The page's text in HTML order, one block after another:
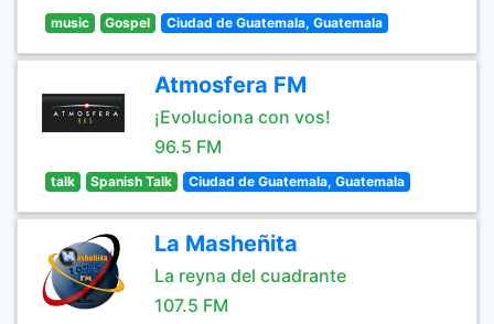
music Gospel Ciudad de Guatemala, Guatemala
Atmosfera FM
¡Evoluciona con vos!
96.5 FM
talk Spanish Talk Ciudad de Guatemala, Guatemala
La Masheñita
La reyna del cuadrante
107.5 FM